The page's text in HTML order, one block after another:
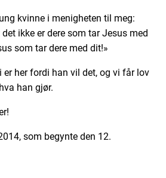
kvinne i menigheten til meg:
ikke er dere som tar Jesus med
som tar dere med dit!»
er her fordi han vil det, og vi får lov
han gjør.
som begynte den 12.